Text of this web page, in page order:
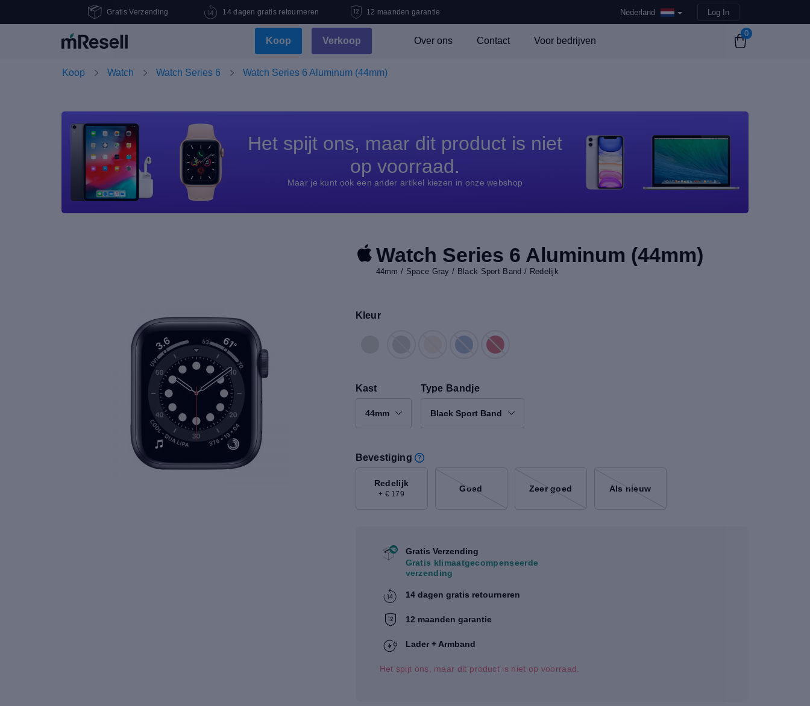
Gratis Verzending 14 dagen gratis retourneren 12 maanden garantie Nederland Log In
Koop Verkoop Over ons Contact Voor bedrijven
0
Koop Watch Watch Series 6 Watch Series 6 Aluminum (44mm)
Het spijt ons, maar dit product is niet
op voorraad.
Maar je kunt ook een ander artikel kiezen in onze webshop
Watch Series 6 Aluminum (44mm)
44mm / Space Gray / Black Sport Band / Redelijk
Kleur
Kast
44mm
Type Bandje
Black Sport Band
Bevestiging
Redelijk
+ € 179
Goed Zeer goed Als nieuw
Gratis Verzending
Gratis klimaatgecompenseerde
verzending
14 dagen gratis retourneren
12 maanden garantie
Lader + Armband
Het spijt ons, maar dit product is niet op voorraad.